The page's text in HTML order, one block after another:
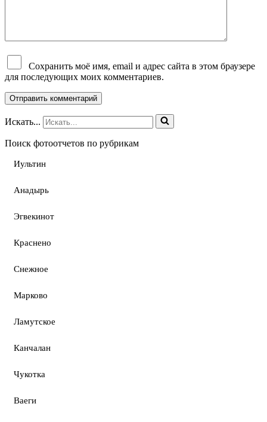
Сохранить моё имя, email и адрес сайта в этом браузере
для последующих моих комментариев.
Искать...
Поиск фотоотчетов по рубрикам
Иультин
Анадырь
Эгвекинот
Краснено
Снежное
Марково
Ламутское
Канчалан
Чукотка
Ваеги